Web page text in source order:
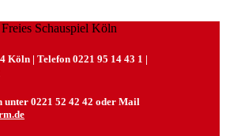
Köln | Telefon 0221 95 14 43 1 |
unter 0221 52 42 42 oder Mail